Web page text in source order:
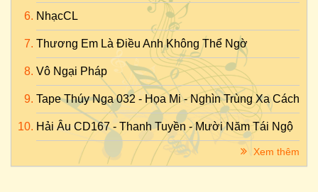
NhạcCL
Thương Em Là Điều Anh Không Thể Ngờ
Vô Ngại Pháp
Tape Thúy Nga 032 - Họa Mi - Nghìn Trùng Xa Cách
Hải Âu CD167 - Thanh Tuyền - Mười Năm Tái Ngộ
Xem thêm